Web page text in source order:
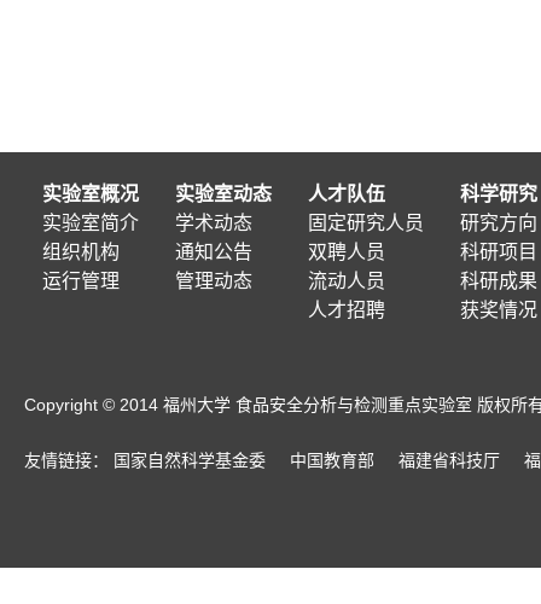
实验室概况
实验室简介
组织机构
运行管理
实验室动态
学术动态
通知公告
管理动态
人才队伍
固定研究人员
双聘人员
流动人员
人才招聘
科学研究
研究方向
科研项目
科研成果
获奖情况
Copyright © 2014 福州大学 食品安全分析与检测重点实验室 版权所
友情链接： 国家自然科学基金委 中国教育部 福建省科技厅